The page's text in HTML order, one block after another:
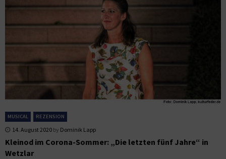
MUSICAL REZENSION
14. August 2020 by Dominik Lapp
Kleinod im Corona-Sommer: „Die letzten fünf Jahre“ in
Wetzlar